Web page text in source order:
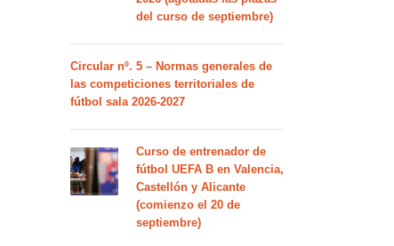
del curso de septiembre)
Circular nº. 5 – Normas generales de
las competiciones territoriales de
fútbol sala 2026-2027
Curso de entrenador de
fútbol UEFA B en Valencia,
Castellón y Alicante
(comienzo el 20 de
septiembre)